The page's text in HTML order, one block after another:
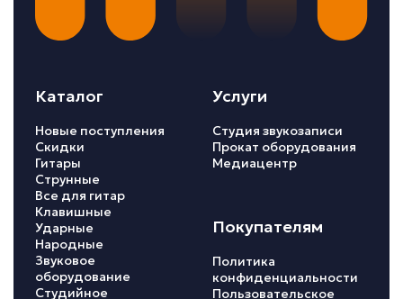
Каталог
Новые поступления
Скидки
Гитары
Струнные
Все для гитар
Клавишные
Ударные
Народные
Звуковое
оборудование
Студийное
Услуги
Студия звукозаписи
Прокат оборудования
Медиацентр
Покупателям
Политика
конфиденциальности
Пользовательское